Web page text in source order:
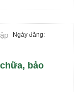
Ngày đăng:
bảo